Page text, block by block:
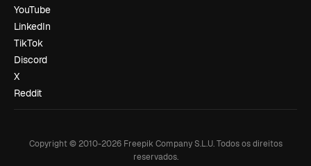
YouTube
LinkedIn
TikTok
Discord
X
Reddit
Copyright © 2010-2026Freepik Company S.L.U. Todos os direitos
reservados.